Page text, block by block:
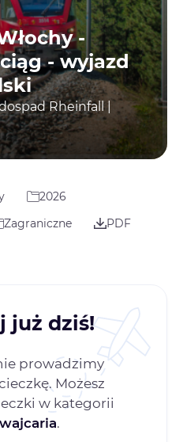
-
- wyjazd
Rheinfall |
2026
Zagraniczne PDF
już dziś!
prowadzimy
Możesz
w kategorii
.